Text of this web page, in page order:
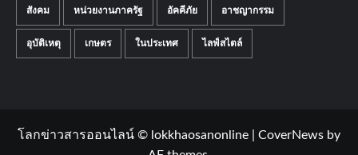
สังคม หน่วยงานภาครัฐ อัคคีภัย อาชญากรรม
อุบัติเหตุ เกษตร ในประเทศ ไลฟ์สไตล์
โลกข่าวสารออนไลน์ © lokkhaosanonline CoverNews by